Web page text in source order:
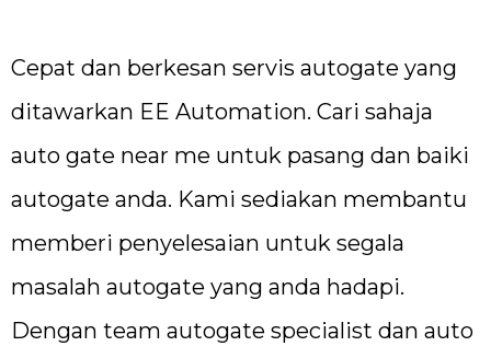
Cepat dan berkesan servis autogate yang
ditawarkan EE Automation. Cari sahaja
auto gate near me untuk pasang dan baiki
autogate anda. Kami sediakan membantu
memberi penyelesaian untuk segala
masalah autogate yang anda hadapi.
Dengan team autogate specialist dan auto